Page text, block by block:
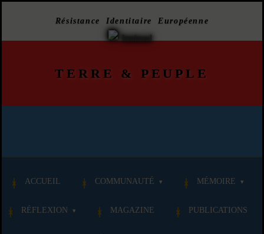
Résistance Identitaire Européenne
TERRE & PEUPLE
ACCUEIL COMMUNAUTÉ MÉMOIRE
RÉFLEXION MAGAZINE PUBLICATIONS